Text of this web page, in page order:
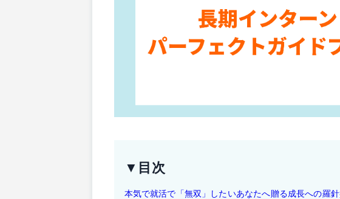
▼目次
本気で就活で「無双」したいあなたへ贈る成長への羅